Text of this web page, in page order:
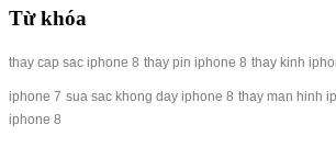
Từ khóa
thay cap sac iphone 8 thay pin iphone 8 thay kinh
iphone 7 sua sac khong day iphone 8 thay man hinh
iphone 8